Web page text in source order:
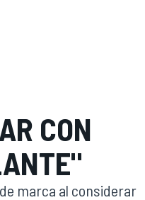
CON
marca al considerar